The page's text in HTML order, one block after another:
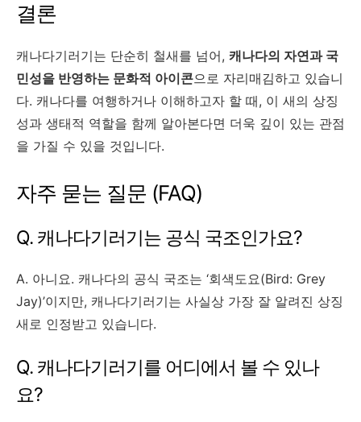
결론
캐나다기러기는 단순히 철새를 넘어, 캐나다의 자연과 국
민성을 반영하는 문화적 아이콘으로 자리매김하고 있습니
다. 캐나다를 여행하거나 이해하고자 할 때, 이 새의 상징
성과 생태적 역할을 함께 알아본다면 더욱 깊이 있는 관점
을 가질 수 있을 것입니다.
자주 묻는 질문 (FAQ)
Q. 캐나다기러기는 공식 국조인가요?
A. 아니요. 캐나다의 공식 국조는 ‘회색도요(Bird: Grey
Jay)’이지만, 캐나다기러기는 사실상 가장 잘 알려진 상징
새로 인정받고 있습니다.
Q. 캐나다기러기를 어디에서 볼 수 있나
요?